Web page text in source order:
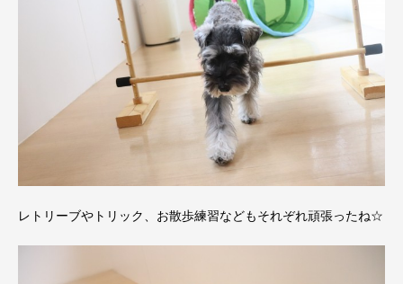
レトリーブやトリック、お散歩練習などもそれぞれ頑張ったね☆